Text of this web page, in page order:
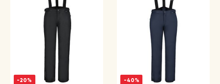
-20% -40%